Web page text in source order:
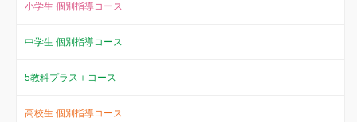
小学生 個別指導コース
中学生 個別指導コース
5教科プラス＋コース
高校生 個別指導コース